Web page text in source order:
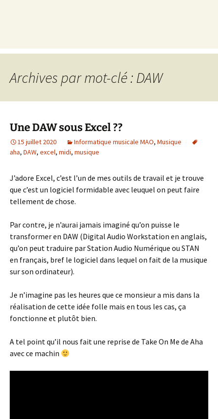
Archives par mot-clé : DAW
Une DAW sous Excel ??
15 juillet 2020 Informatique musicale MAO, Musique
aha, DAW, excel, midi, musique
J’adore Excel, c’est l’un de mes outils de travail et je trouve
que c’est un logiciel formidable avec leuquel on peut faire
tellement de chose.
Par contre, je n’aurai jamais imaginé qu’on puisse le
transformer en DAW (Digital Audio Workstation en anglais,
qu’on peut traduire par Station Audio Numérique ou STAN
en français, bref le logiciel dans lequel on fait de la musique
sur son ordinateur).
Je n’imagine pas les heures que ce monsieur a mis dans la
réalisation de cette idée folle mais en tous les cas, ça
fonctionne et plutôt bien.
A tel point qu’il nous fait une reprise de Take On Me de Aha
avec ce machin